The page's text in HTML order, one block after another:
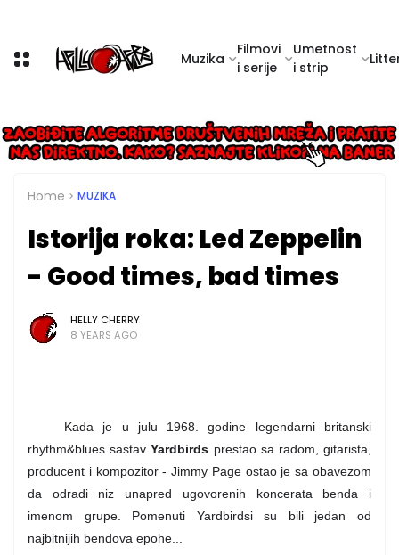
Muzika
Filmovi
i serije
Umetnost
i strip
Home MUZIKA
Istorija roka: Led Zeppelin
- Good times, bad times
HELLY CHERRY
8 YEARS AGO
Kada je u julu 1968. godine legendarni britanski
rhythm&blues sastavYardbirds prestao sa radom, gitarista,
producent i kompozitor - Jimmy Page ostao je sa obavezom
da odradi niz unapred ugovorenih koncerata benda i
imenom grupe. Pomenuti Yardbirdsi su bili jedan od
najbitnijih bendova epohe...